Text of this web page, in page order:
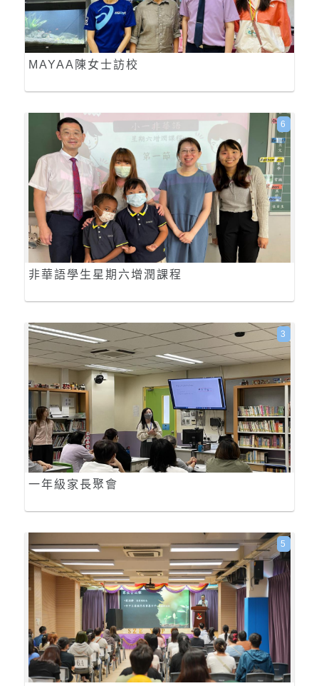
MAYAA陳女士訪校
非華語學生星期六增潤課程
6
一年級家長聚會
3
5